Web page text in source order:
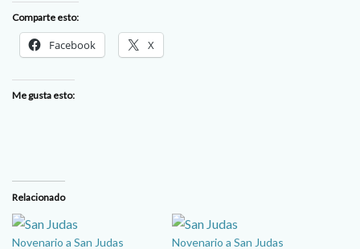
Comparte esto:
Facebook X
Me gusta esto:
Relacionado
Novenario a San Judas
Novenario a San Judas